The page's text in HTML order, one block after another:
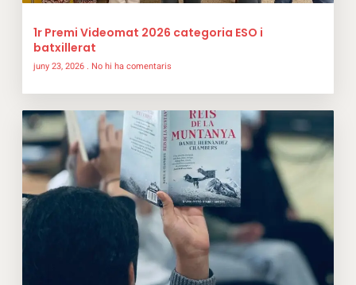
1r Premi Videomat 2026 categoria ESO i
batxillerat
juny 23, 2026 No hi ha comentaris